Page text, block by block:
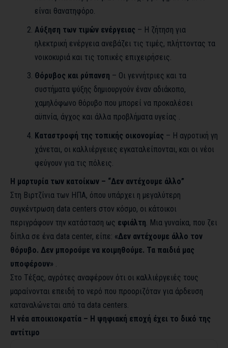
είναι θανατηφόρο.
Αύξηση των τιμών ενέργειας – Η ζήτηση για
ηλεκτρική ενέργεια ανεβάζει τις τιμές, πλήττοντας τα
νοικοκυριά και τις τοπικές επιχειρήσεις.
Θόρυβος και ρύπανση – Οι γεννήτριες και τα
συστήματα ψύξης δημιουργούν έναν αδιάκοπο,
χαμηλόφωνο θόρυβο που μπορεί να προκαλέσει
αϋπνία, άγχος και άλλα προβλήματα υγείας .
Καταστροφή της τοπικής οικονομίας – Η αγροτική γη
χάνεται, οι καλλιέργειες εγκαταλείπονται, και οι νέοι
φεύγουν για τις πόλεις.
Η μαρτυρία των κατοίκων – “Δεν αντέχουμε άλλο”
Στη Βιρτζίνια των ΗΠΑ, όπου υπάρχει η μεγαλύτερη
συγκέντρωση data centers στον κόσμο, οι κάτοικοι
περιγράφουν την κατάσταση ως εφιάλτη. Μια γυναίκα, που ζει
δίπλα σε ένα data center, είπε: «Δεν αντέχουμε άλλο τον
θόρυβο. Δεν μπορούμε να κοιμηθούμε. Τα παιδιά μας
υποφέρουν» .
Στο Τέξας, αγρότες αναφέρουν ότι οι καλλιέργειές τους
μαραίνονται επειδή το νερό που προοριζόταν για άρδευση
καταναλώνεται από τα data centers.
Η νέα αποικιοκρατία – Η ψηφιακή εποχή έχει το δικό της
αντίτιμο